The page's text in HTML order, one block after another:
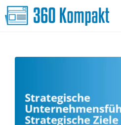
Zum
Inhalt